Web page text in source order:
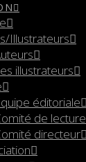
Illustrateurs
illustrateurs
éditoriale
de lecture
directeur